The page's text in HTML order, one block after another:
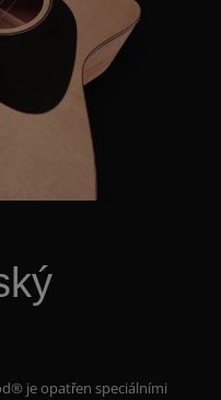
je opatřen speciálními